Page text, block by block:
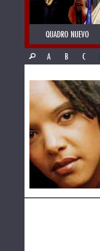
QUADRO NUEVO
A
B C